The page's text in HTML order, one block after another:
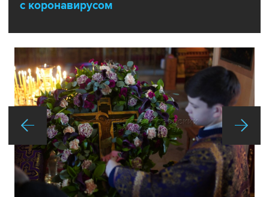
с коронавирусом